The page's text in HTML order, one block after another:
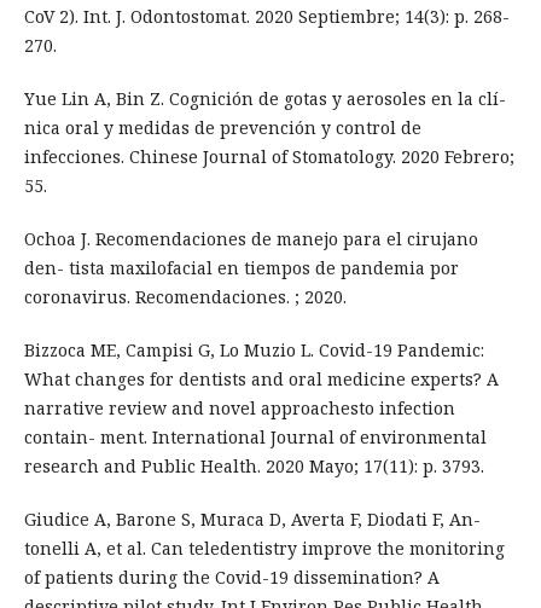
CoV 2). Int. J. Odontostomat. 2020 Septiembre; 14(3): p. 268-
270.
Yue Lin A, Bin Z. Cognición de gotas y aerosoles en la clí-
nica oral y medidas de prevención y control de
infecciones. Chinese Journal of Stomatology. 2020 Febrero;
55.
Ochoa J. Recomendaciones de manejo para el cirujano
den- tista maxilofacial en tiempos de pandemia por
coronavirus. Recomendaciones. ; 2020.
Bizzoca ME, Campisi G, Lo Muzio L. Covid-19 Pandemic:
What changes for dentists and oral medicine experts? A
narrative review and novel approachesto infection
contain- ment. International Journal of environmental
research and Public Health. 2020 Mayo; 17(11): p. 3793.
Giudice A, Barone S, Muraca D, Averta F, Diodati F, An-
tonelli A, et al. Can teledentistry improve the monitoring
of patients during the Covid-19 dissemination? A